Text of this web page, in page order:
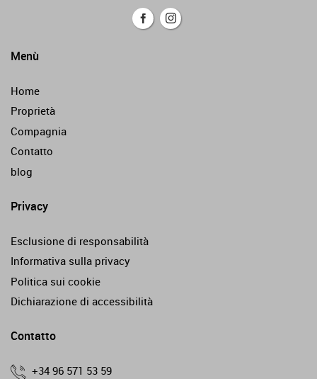
Menù
Home
Proprietà
Compagnia
Contatto
blog
Privacy
Esclusione di responsabilità
Informativa sulla privacy
Politica sui cookie
Dichiarazione di accessibilità
Contatto
+34 96 571 53 59